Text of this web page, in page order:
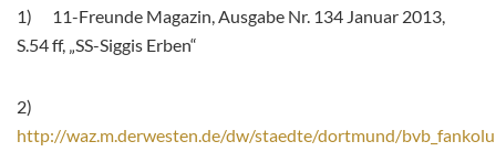
1) 11-Freunde Magazin, Ausgabe Nr. 134 Januar 2013,
S.54 ff, „SS-Siggis Erben“
2)
http://waz.m.derwesten.de/dw/staedte/dortmund/